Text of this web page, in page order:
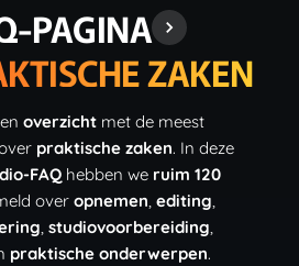
PAGINA
ZAKEN
overzichtmet de meest
praktische zaken. In deze
FAQhebben we ruim 120
over opnemen, editing,
, studiovoorbereiding,
praktische onderwerpen.